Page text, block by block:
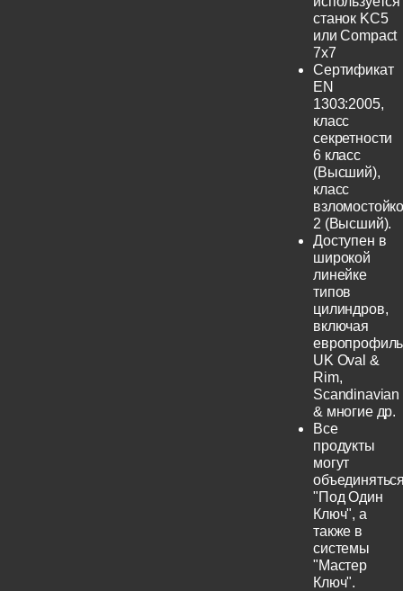
станок KC5
или Compact
7x7
Сертификат
EN
1303:2005,
класс
секретности
6 класс
(Высший),
класс
2 (Высший).
Доступен в
широкой
линейке
типов
цилиндров,
включая
UK Oval &
Rim,
Scandinavian
& многие др.
Все
продукты
могут
"Под Один
Ключ", а
также в
системы
"Мастер
Ключ".